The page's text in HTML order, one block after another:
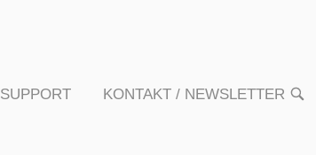
SUPPORT KONTAKT / NEWSLETTER OPEN